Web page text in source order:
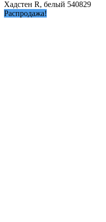
Хадстен R, белый 540829
Распродажа!